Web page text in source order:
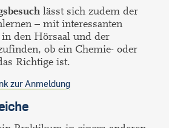
lässt sich zudem der
– mit interessanten
den Hörsaal und der
ob ein Chemie- oder
Richtige ist.
zur Anmeldung